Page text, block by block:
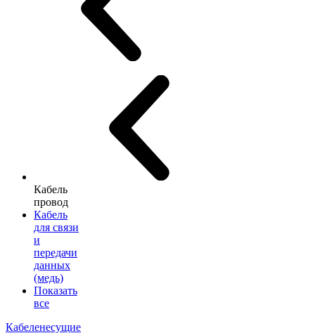
Кабель
провод
Кабель
для связи
и
передачи
данных
(медь)
Показать
все
Кабеленесущие